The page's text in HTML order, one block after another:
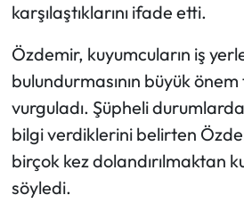
karşılaştıklarını ifade etti.
Özdemir, kuyumcuların iş
bulundurmasının büyük önem
vurguladı. Şüpheli
bilgi verdiklerini belirten
birçok kez dolandırılmaktan
söyledi.